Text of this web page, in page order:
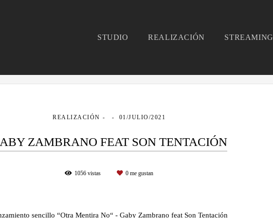
STUDIO REALIZACIÓN STREAMING
REALIZACIÓN 01/JULIO/2021
ZAMBRANO FEAT SON TENTACIÓN
1056 vistas 0 me gustan
sencillo “Otra Mentira No“ - Gaby Zambrano feat Son Tentación